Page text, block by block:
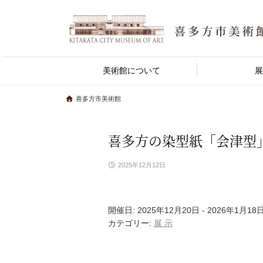
美術館について
喜多方市美術館
喜多方の染型紙「会津
2025年12月12日
開催日: 2025年12月20日 - 2026年1月18
カテゴリー: 展 示